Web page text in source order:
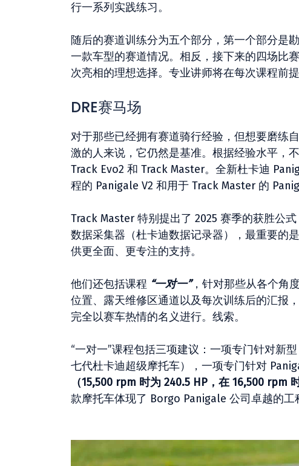
行一系列实践练习。
随后的赛道训练分为五个部分，第一个部分是
一款车型的赛道情况。相反，接下来的四场比
次亮相的理想选择。专业讲师将在每次课程前
DRE赛马场
对于那些已经拥有赛道骑行经验，但想要磨练
激的人来说，它仍然是基准。根据经验水平，
Track Evo2 和 Track Master。全新杜卡迪
程的 Panigale V2 和用于 Track Master 的
Track Master 特别提出了 2025 赛季的获胜公
数据采集器（杜卡迪数据记录器），最重要的
供更全面、更专注的支持。
他们还包括课程 “一对一”，针对那些从各个角
位置、露天维修区通道以及每次训练后的汇报
完全以赛车热情的名义进行。线索。
“一对一”课程包括三项建议：一项专门针对新
七代杜卡迪超级摩托车），一项专门针对
（15,500 rpm 时为 240.5 HP，在 16,500 rpm
款摩托车体现了 Borgo Panigale 公司卓越的工